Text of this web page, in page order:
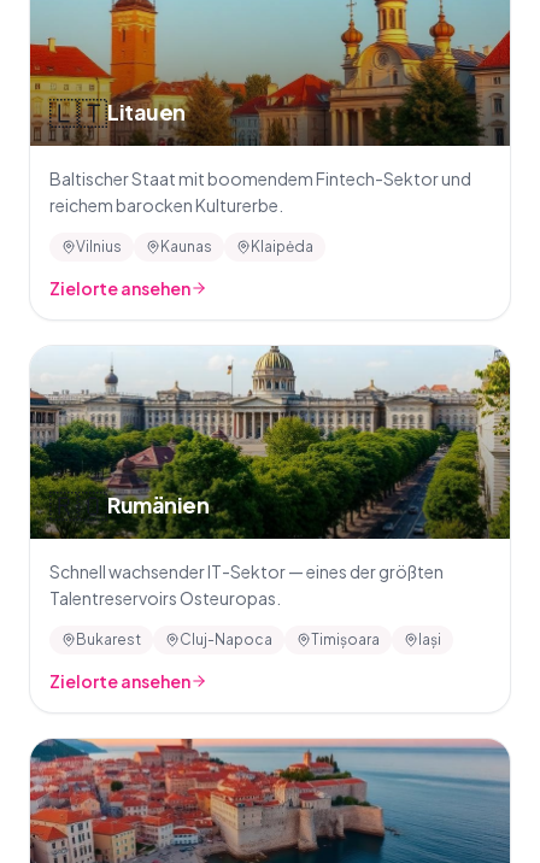
🇱🇹Litauen
Baltischer Staat mit boomendem Fintech-Sektor und
reichem barocken Kulturerbe.
Vilnius Kaunas Klaipėda
Zielorte ansehen
🇷🇴Rumänien
Schnell wachsender IT-Sektor — eines der größten
Talentreservoirs Osteuropas.
Bukarest Cluj-Napoca Timișoara Iași
Zielorte ansehen